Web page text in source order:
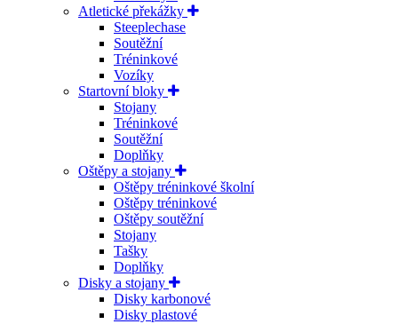
Atletické překážky
Steeplechase
Soutěžní
Tréninkové
Vozíky
Startovní bloky
Stojany
Tréninkové
Soutěžní
Doplňky
Oštěpy a stojany
Oštěpy tréninkové školní
Oštěpy tréninkové
Oštěpy soutěžní
Stojany
Tašky
Doplňky
Disky a stojany
Disky karbonové
Disky plastové